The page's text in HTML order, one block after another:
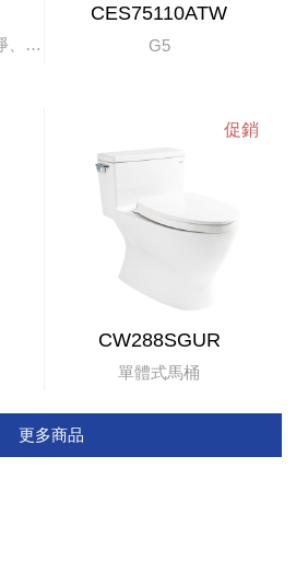
除菌全自動馬桶(自動洗淨、掀蓋)
CES75110ATW
G5
CW288SGUR
單體式馬桶
更多商品